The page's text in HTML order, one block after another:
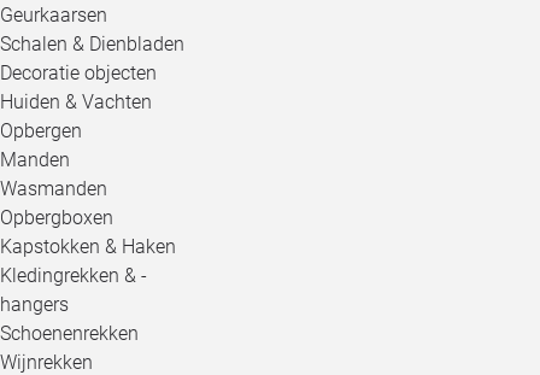
Geurkaarsen
Schalen & Dienbladen
Decoratie objecten
Huiden & Vachten
Opbergen
Manden
Wasmanden
Opbergboxen
Kapstokken & Haken
Kledingrekken & -
hangers
Schoenenrekken
Wijnrekken